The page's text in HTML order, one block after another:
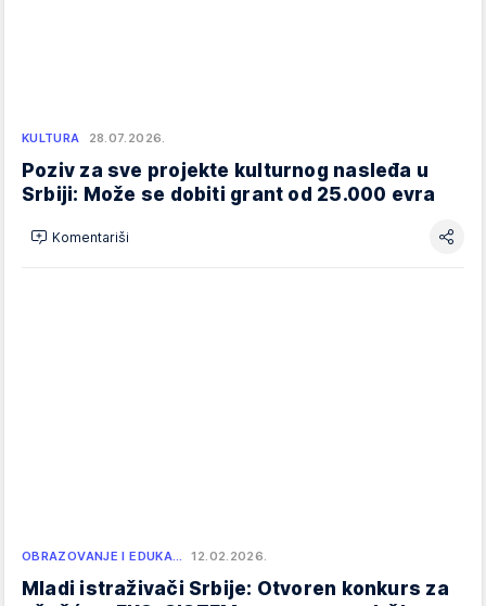
KULTURA 28.07.2026.
Poziv za sve projekte kulturnog nasleđa u
Srbiji: Može se dobiti grant od 25.000 evra
Komentariši
OBRAZOVANJE I EDUKA… 12.02.2026.
Mladi istraživači Srbije: Otvoren konkurs za